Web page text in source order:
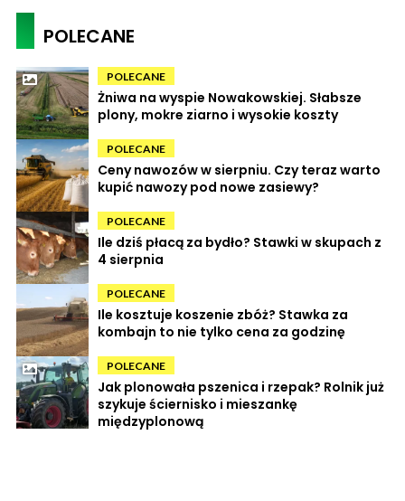
POLECANE
POLECANE
Żniwa na wyspie Nowakowskiej. Słabsze
plony, mokre ziarno i wysokie koszty
POLECANE
Ceny nawozów w sierpniu. Czy teraz warto
kupić nawozy pod nowe zasiewy?
POLECANE
Ile dziś płacą za bydło? Stawki w skupach z
4 sierpnia
POLECANE
Ile kosztuje koszenie zbóż? Stawka za
kombajn to nie tylko cena za godzinę
POLECANE
Jak plonowała pszenica i rzepak? Rolnik już
szykuje ściernisko i mieszankę
międzyplonową